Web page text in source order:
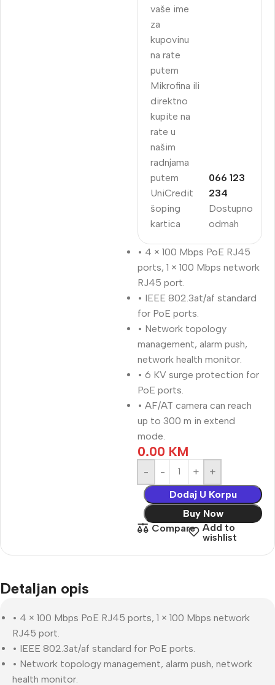
vaše ime
za
kupovinu
na rate
putem
Mikrofina ili
direktno
kupite na
rate u
našim
radnjama
putem
UniCredit
šoping
kartica
Dostupno
odmah
066 123
234
• 4 × 100 Mbps PoE RJ45
ports, 1 × 100 Mbps network
RJ45 port.
• IEEE 802.3at/af standard
for PoE ports.
• Network topology
management, alarm push,
network health monitor.
• 6 KV surge protection for
PoE ports.
• AF/AT camera can reach
up to 300 m in extend
mode.
0.00 KM
-
+
Dodaj U Korpu
Buy Now
Compare
Add to
wishlist
Detaljan opis
• 4 × 100 Mbps PoE RJ45 ports, 1 × 100 Mbps network
RJ45 port.
• IEEE 802.3at/af standard for PoE ports.
• Network topology management, alarm push, network
health monitor.